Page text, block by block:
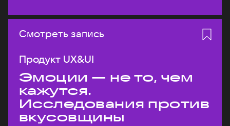
Смотреть запись
Продукт UX&UI
Эмоции — не то, чем
кажутся.
Исследования против
вкусовщины